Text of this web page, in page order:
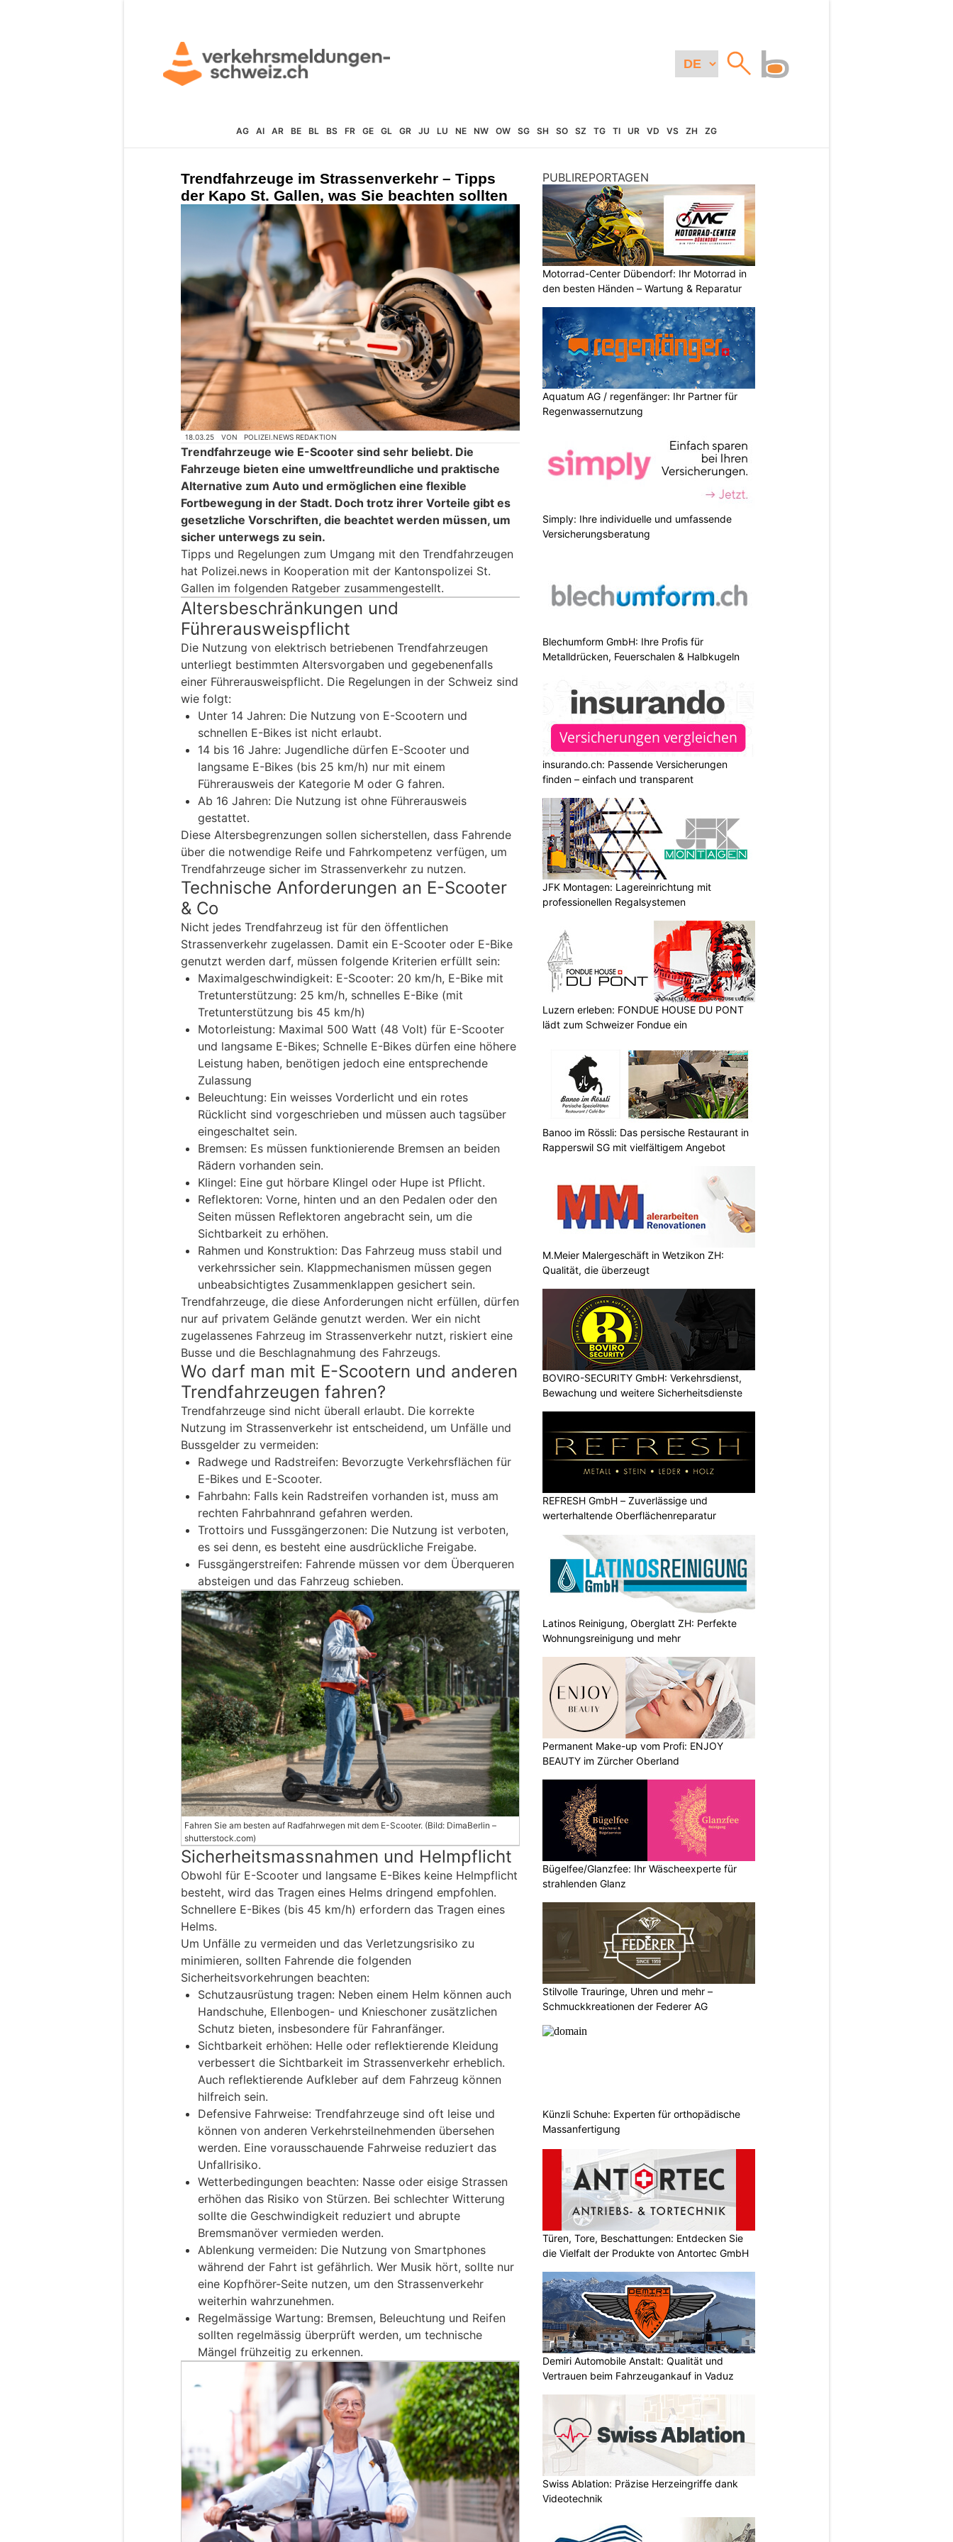
AG AI AR BE BL BS FR GE GL GR JU LU NE NW OW SG SH SO SZ TG TI UR VD VS ZH ZG
Trendfahrzeuge im Strassenverkehr – Tipps
der Kapo St. Gallen, was Sie beachten sollten
18.03.25 VON POLIZEI.NEWS REDAKTION
Trendfahrzeuge wie E-Scooter sind sehr beliebt. Die
Fahrzeuge bieten eine umweltfreundliche und praktische
Alternative zum Auto und ermöglichen eine flexible
Fortbewegung in der Stadt. Doch trotz ihrer Vorteile gibt es
gesetzliche Vorschriften, die beachtet werden müssen, um
sicher unterwegs zu sein.
Tipps und Regelungen zum Umgang mit den Trendfahrzeugen
hat Polizei.news in Kooperation mit der Kantonspolizei St.
Gallen im folgenden Ratgeber zusammengestellt.
Altersbeschränkungen und
Führerausweispflicht
Die Nutzung von elektrisch betriebenen Trendfahrzeugen
unterliegt bestimmten Altersvorgaben und gegebenenfalls
einer Führerausweispflicht. Die Regelungen in der Schweiz sind
wie folgt:
Unter 14 Jahren: Die Nutzung von E-Scootern und
schnellen E-Bikes ist nicht erlaubt.
14 bis 16 Jahre: Jugendliche dürfen E-Scooter und
langsame E-Bikes (bis 25 km/h) nur mit einem
Führerausweis der Kategorie M oder G fahren.
Ab 16 Jahren: Die Nutzung ist ohne Führerausweis
gestattet.
Diese Altersbegrenzungen sollen sicherstellen, dass Fahrende
über die notwendige Reife und Fahrkompetenz verfügen, um
Trendfahrzeuge sicher im Strassenverkehr zu nutzen.
Technische Anforderungen an E-Scooter
& Co
Nicht jedes Trendfahrzeug ist für den öffentlichen
Strassenverkehr zugelassen. Damit ein E-Scooter oder E-Bike
genutzt werden darf, müssen folgende Kriterien erfüllt sein:
Maximalgeschwindigkeit: E-Scooter: 20 km/h, E-Bike mit
Tretunterstützung: 25 km/h, schnelles E-Bike (mit
Tretunterstützung bis 45 km/h)
Motorleistung: Maximal 500 Watt (48 Volt) für E-Scooter
und langsame E-Bikes; Schnelle E-Bikes dürfen eine höhere
Leistung haben, benötigen jedoch eine entsprechende
Zulassung
Beleuchtung: Ein weisses Vorderlicht und ein rotes
Rücklicht sind vorgeschrieben und müssen auch tagsüber
eingeschaltet sein.
Bremsen: Es müssen funktionierende Bremsen an beiden
Rädern vorhanden sein.
Klingel: Eine gut hörbare Klingel oder Hupe ist Pflicht.
Reflektoren: Vorne, hinten und an den Pedalen oder den
Seiten müssen Reflektoren angebracht sein, um die
Sichtbarkeit zu erhöhen.
Rahmen und Konstruktion: Das Fahrzeug muss stabil und
verkehrssicher sein. Klappmechanismen müssen gegen
unbeabsichtigtes Zusammenklappen gesichert sein.
Trendfahrzeuge, die diese Anforderungen nicht erfüllen, dürfen
nur auf privatem Gelände genutzt werden. Wer ein nicht
zugelassenes Fahrzeug im Strassenverkehr nutzt, riskiert eine
Busse und die Beschlagnahmung des Fahrzeugs.
Wo darf man mit E-Scootern und anderen
Trendfahrzeugen fahren?
Trendfahrzeuge sind nicht überall erlaubt. Die korrekte
Nutzung im Strassenverkehr ist entscheidend, um Unfälle und
Bussgelder zu vermeiden:
Radwege und Radstreifen: Bevorzugte Verkehrsflächen für
E-Bikes und E-Scooter.
Fahrbahn: Falls kein Radstreifen vorhanden ist, muss am
rechten Fahrbahnrand gefahren werden.
Trottoirs und Fussgängerzonen: Die Nutzung ist verboten,
es sei denn, es besteht eine ausdrückliche Freigabe.
Fussgängerstreifen: Fahrende müssen vor dem Überqueren
absteigen und das Fahrzeug schieben.
Fahren Sie am besten auf Radfahrwegen mit dem E-Scooter. (Bild: DimaBerlin –
shutterstock.com)
Sicherheitsmassnahmen und Helmpflicht
Obwohl für E-Scooter und langsame E-Bikes keine Helmpflicht
besteht, wird das Tragen eines Helms dringend empfohlen.
Schnellere E-Bikes (bis 45 km/h) erfordern das Tragen eines
Helms.
Um Unfälle zu vermeiden und das Verletzungsrisiko zu
minimieren, sollten Fahrende die folgenden
Sicherheitsvorkehrungen beachten:
Schutzausrüstung tragen: Neben einem Helm können auch
Handschuhe, Ellenbogen- und Knieschoner zusätzlichen
Schutz bieten, insbesondere für Fahranfänger.
Sichtbarkeit erhöhen: Helle oder reflektierende Kleidung
verbessert die Sichtbarkeit im Strassenverkehr erheblich.
Auch reflektierende Aufkleber auf dem Fahrzeug können
hilfreich sein.
Defensive Fahrweise: Trendfahrzeuge sind oft leise und
können von anderen Verkehrsteilnehmenden übersehen
werden. Eine vorausschauende Fahrweise reduziert das
Unfallrisiko.
Wetterbedingungen beachten: Nasse oder eisige Strassen
erhöhen das Risiko von Stürzen. Bei schlechter Witterung
sollte die Geschwindigkeit reduziert und abrupte
Bremsmanöver vermieden werden.
Ablenkung vermeiden: Die Nutzung von Smartphones
während der Fahrt ist gefährlich. Wer Musik hört, sollte nur
eine Kopfhörer-Seite nutzen, um den Strassenverkehr
weiterhin wahrzunehmen.
Regelmässige Wartung: Bremsen, Beleuchtung und Reifen
sollten regelmässig überprüft werden, um technische
Mängel frühzeitig zu erkennen.
PUBLIREPORTAGEN
Motorrad-Center Dübendorf: Ihr Motorrad in
den besten Händen – Wartung & Reparatur
Aquatum AG / regenfänger: Ihr Partner für
Regenwassernutzung
Simply: Ihre individuelle und umfassende
Versicherungsberatung
Blechumform GmbH: Ihre Profis für
Metalldrücken, Feuerschalen & Halbkugeln
insurando.ch: Passende Versicherungen
finden – einfach und transparent
JFK Montagen: Lagereinrichtung mit
professionellen Regalsystemen
Luzern erleben: FONDUE HOUSE DU PONT
lädt zum Schweizer Fondue ein
Banoo im Rössli: Das persische Restaurant in
Rapperswil SG mit vielfältigem Angebot
M.Meier Malergeschäft in Wetzikon ZH:
Qualität, die überzeugt
BOVIRO-SECURITY GmbH: Verkehrsdienst,
Bewachung und weitere Sicherheitsdienste
REFRESH GmbH – Zuverlässige und
werterhaltende Oberflächenreparatur
Latinos Reinigung, Oberglatt ZH: Perfekte
Wohnungsreinigung und mehr
Permanent Make-up vom Profi: ENJOY
BEAUTY im Zürcher Oberland
Bügelfee/Glanzfee: Ihr Wäscheexperte für
strahlenden Glanz
Stilvolle Trauringe, Uhren und mehr –
Schmuckkreationen der Federer AG
Künzli Schuhe: Experten für orthopädische
Massanfertigung
Türen, Tore, Beschattungen: Entdecken Sie
die Vielfalt der Produkte von Antortec GmbH
Demiri Automobile Anstalt: Qualität und
Vertrauen beim Fahrzeugankauf in Vaduz
Swiss Ablation: Präzise Herzeingriffe dank
Videotechnik